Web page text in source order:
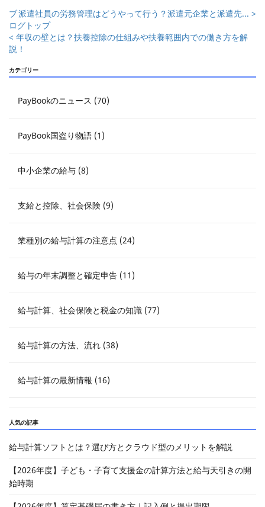
派遣社員の労務管理はどうやって行う？派遣元企業と派遣先... >
ブ
ログトップ
< 年収の壁とは？扶養控除の仕組みや扶養範囲内での働き方を解
説！
カテゴリー
PayBookのニュース (70)
PayBook国盗り物語 (1)
中小企業の給与 (8)
支給と控除、社会保険 (9)
業種別の給与計算の注意点 (24)
給与の年末調整と確定申告 (11)
給与計算、社会保険と税金の知識 (77)
給与計算の方法、流れ (38)
給与計算の最新情報 (16)
人気の記事
給与計算ソフトとは？選び方とクラウド型のメリットを解説
【2026年度】子ども・子育て支援金の計算方法と給与天引きの開
始時期